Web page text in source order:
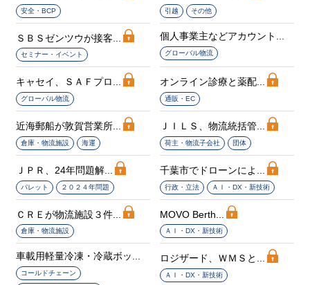
安全・BCP 引越 その他
ＳＢＳゼンツウが接客...
セミナー・イベント
個人事業主などアカウント...
グローバル物流
キャセイ、ＳＡＦプロ...
グローバル物流
オンライン診療と薬配...
通販・EC
近海郵船が敦賀営業所...
倉庫・物流施設 海運
ＪＩＬＳ、物流統括管...
荷主・物流子会社 団体
ＪＰＲ、24年問題解...
パレット ２０２４年問題
千葉市でドローンによ...
行政・立法 ＡＩ・DX・新技術
ＣＲＥが物流施設３件...
倉庫・物流施設
MOVO Berth...
ＡＩ・DX・新技術
車載用軽量冷凍・冷蔵ボッ...
コールドチェーン
ロジザード、ＷＭＳと...
ＡＩ・DX・新技術